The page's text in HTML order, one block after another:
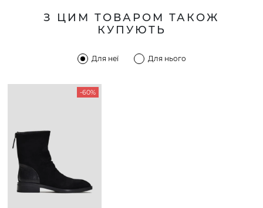
З ЦИМ ТОВАРОМ ТАКОЖ
КУПУЮТЬ
Для неї Для нього
-60%